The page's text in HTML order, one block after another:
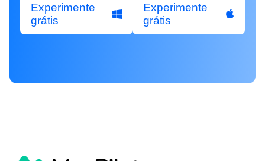
Experimente
grátis
Experimente
grátis